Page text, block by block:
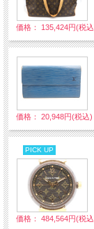
価格： 135,424円(税
価格： 20,948円(税込)
PICK UP
価格： 484,564円(税